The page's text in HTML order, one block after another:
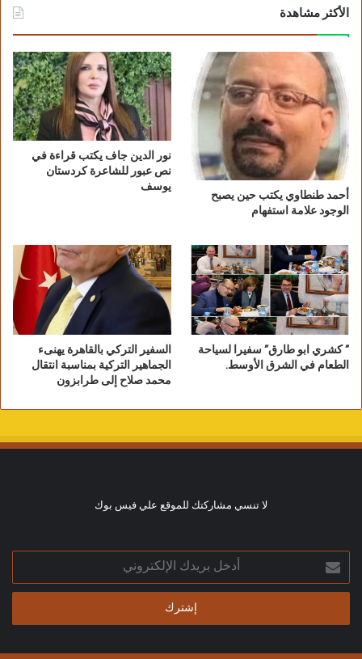
الأكثر مشاهدة
أحمد طنطاوي يكتب حين يصبح
الوجود علامة استفهام
نور الدين جاف يكتب قراءة في
نص عبور للشاعرة كردستان
يوسف
” كشري ابو طارق” سفيرا لسياحة
الطعام في الشرق الأوسط.
السفير التركي بالقاهرة يهنىء
الجماهير التركية بمناسبة انتقال
محمد صلاح إلى طرابزون
لا تنسي مشاركتك للموقع علي فيس بوك
أدخل
بريدك
الإلكتروني